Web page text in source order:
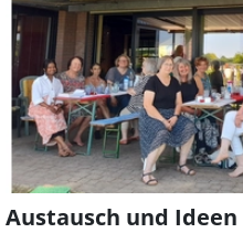
Austausch und Ideen